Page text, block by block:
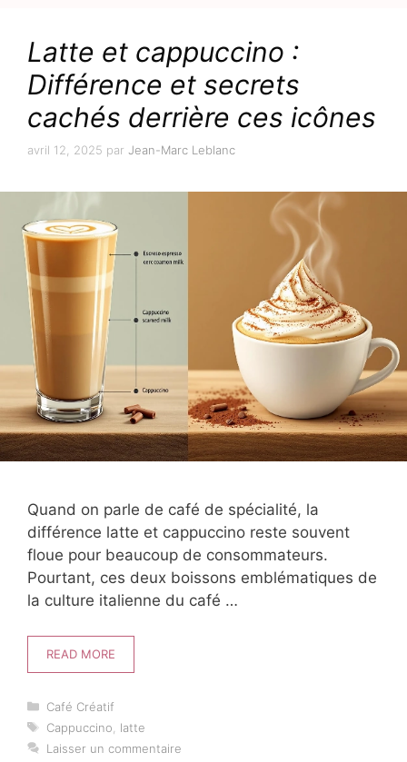
Latte et cappuccino :
Différence et secrets
cachés derrière ces icônes
avril 12, 2025 par Jean-Marc Leblanc
Quand on parle de café de spécialité, la
différence latte et cappuccino reste souvent
floue pour beaucoup de consommateurs.
Pourtant, ces deux boissons emblématiques de
la culture italienne du café …
READ MORE
Catégories
Café Créatif
Étiquettes
Cappuccino
latte
Laisser un commentaire